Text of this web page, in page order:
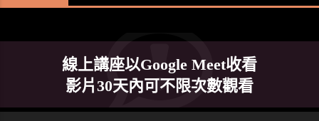
線上講座以Google Meet收看
影片30天內可不限次數觀看